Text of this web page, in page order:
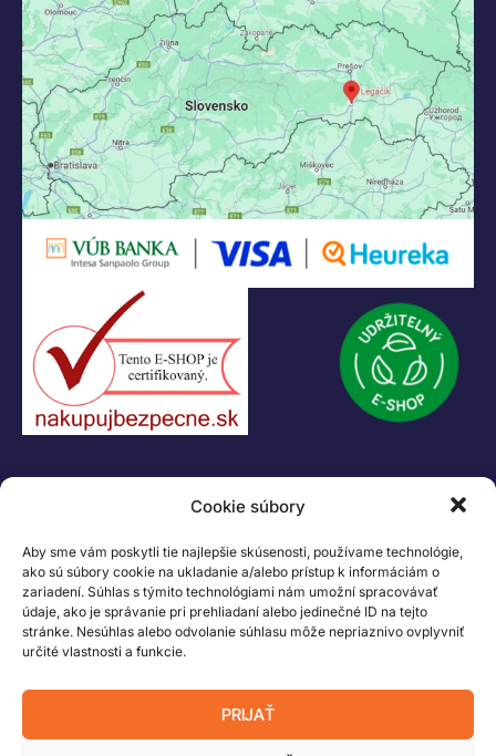
Cookie súbory
Aby sme vám poskytli tie najlepšie skúsenosti, používame technológie,
ako sú súbory cookie na ukladanie a/alebo prístup k informáciám o
zariadení. Súhlas s týmito technológiami nám umožní spracovávať
údaje, ako je správanie pri prehliadaní alebo jedinečné ID na tejto
stránke. Nesúhlas alebo odvolanie súhlasu môže nepriaznivo ovplyvniť
určité vlastnosti a funkcie.
PRIJAŤ
+421 907 919 608
legacik@legacik.sk
Legáčik s.r.o
Hrnčiarska 2/A
04001 Košice
IČ DPH: SK2023978330